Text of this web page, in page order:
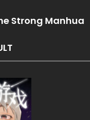
Strong Manhua